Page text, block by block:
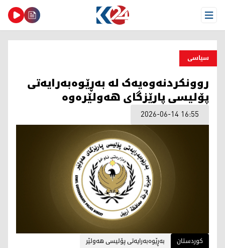
Open Menu
سیاسی
روونکردنەوەيەک لە بەڕێوەبەرايەتی
پۆليسی پارێزگای هەولێرەوە
2026-06-14 16:55
کوردستان بەڕێوەبەرایەتی پۆلیسی هەولێر